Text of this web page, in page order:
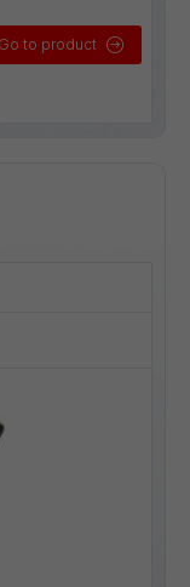
Go to product